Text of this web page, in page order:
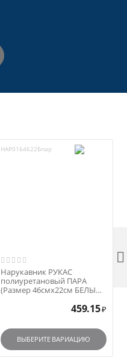
НАР0164622Бпар
Нарукавник РУКАС
полиуретановый ПАРА
(Размер 46смх22см БЕЛЫЙ)
459.15 ₽
ВЫБЕРИТЕ ВАРИАЦИЮ
